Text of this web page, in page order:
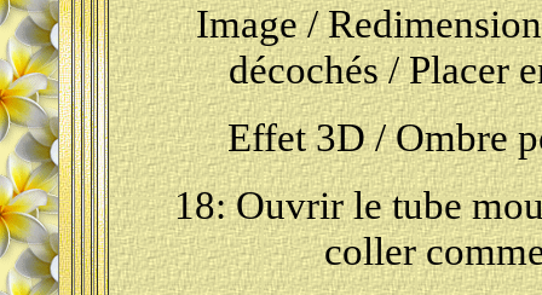
Image /
décochés / Placer
Effet 3D / Ombre
18: Ouvrir le tube
coller